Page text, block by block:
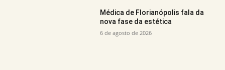
Médica de Florianópolis fala da
nova fase da estética
6 de agosto de 2026